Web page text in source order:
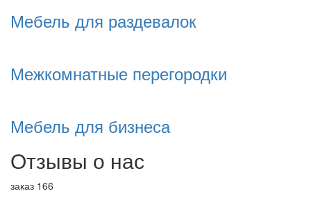
Мебель для раздевалок
Межкомнатные перегородки
Мебель для бизнеса
Отзывы о нас
заказ 166